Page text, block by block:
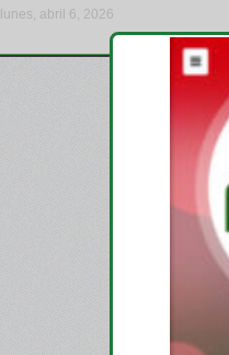
lunes, abril 6, 2026